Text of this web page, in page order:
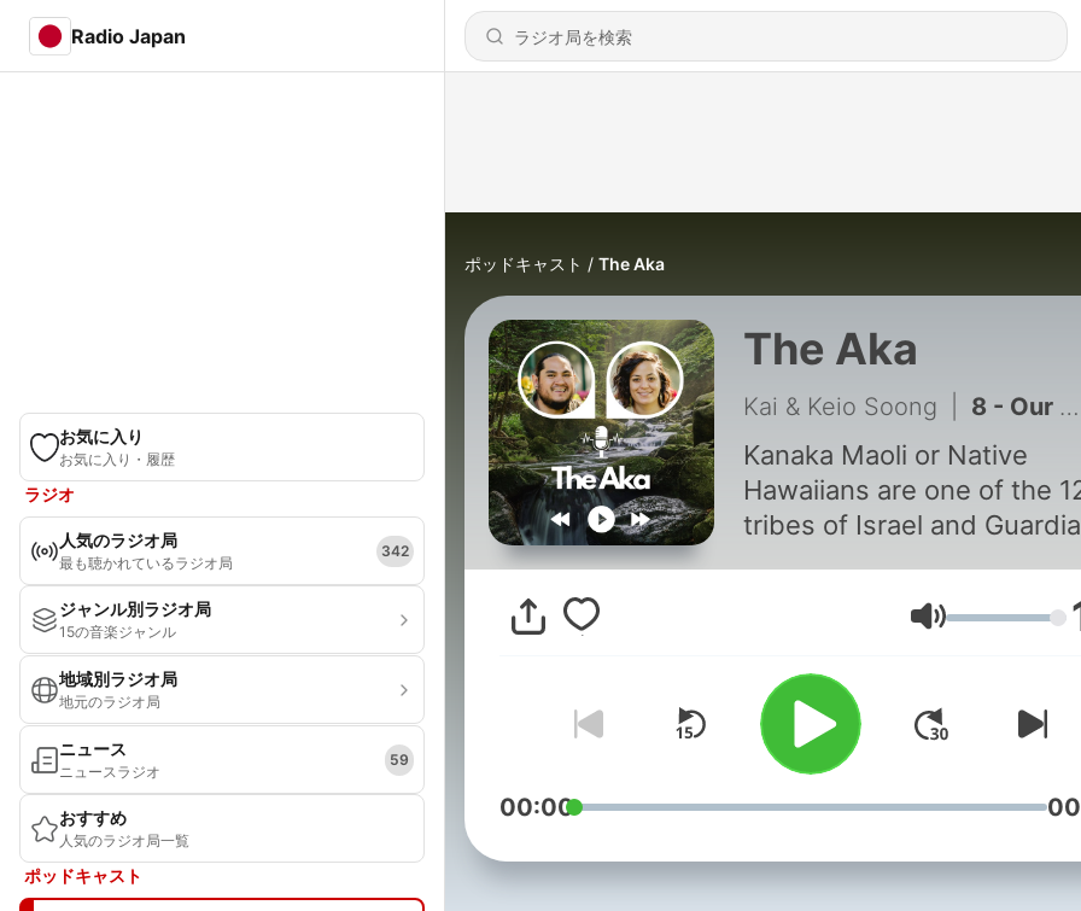
Radio Japan
お気に入り
お気に入り・履歴
ラジオ
人気のラジオ局
最も聴かれているラジオ局
342
ジャンル別ラジオ局
15の音楽ジャンル
地域別ラジオ局
地元のラジオ局
ニュース
ニュースラジオ
59
おすすめ
人気のラジオ局一覧
ポッドキャスト
ポッドキャスト The Aka
The Aka
Kai & Keio Soong 8 - Our Dog Almost Died
Kanaka Maoli or Native
Hawaiians are one of the
tribes of Israel and
husband and I who both
belong to this tribe have a
now more than ever, we
to come together as a
while a spiritual war rages
all around us and most
space for seekers of real
音量
00:00